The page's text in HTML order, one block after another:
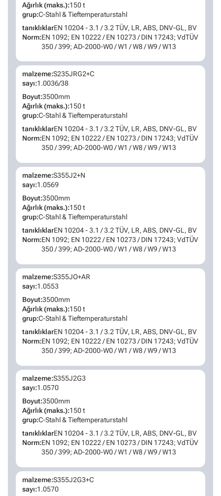
Ağırlık (maks.):150 t
grup:C-Stahl & Tieftemperaturstahl
tanıklıklarEN 10204 - 3.1 / 3.2 TÜV, LR, ABS, DNV-GL, BV
Norm:EN 1092; EN 10222 / EN 10273 / DIN 17243; VdTÜV
350 / 399; AD-2000-W0 / W1 / W8 / W9 / W13
malzeme:S235JRG2+C
sayı:1.0036/38
Boyut:3500mm
Ağırlık (maks.):150 t
grup:C-Stahl & Tieftemperaturstahl
tanıklıklarEN 10204 - 3.1 / 3.2 TÜV, LR, ABS, DNV-GL, BV
Norm:EN 1092; EN 10222 / EN 10273 / DIN 17243; VdTÜV
350 / 399; AD-2000-W0 / W1 / W8 / W9 / W13
malzeme:S355J2+N
sayı:1.0569
Boyut:3500mm
Ağırlık (maks.):150 t
grup:C-Stahl & Tieftemperaturstahl
tanıklıklarEN 10204 - 3.1 / 3.2 TÜV, LR, ABS, DNV-GL, BV
Norm:EN 1092; EN 10222 / EN 10273 / DIN 17243; VdTÜV
350 / 399; AD-2000-W0 / W1 / W8 / W9 / W13
malzeme:S355JO+AR
sayı:1.0553
Boyut:3500mm
Ağırlık (maks.):150 t
grup:C-Stahl & Tieftemperaturstahl
tanıklıklarEN 10204 - 3.1 / 3.2 TÜV, LR, ABS, DNV-GL, BV
Norm:EN 1092; EN 10222 / EN 10273 / DIN 17243; VdTÜV
350 / 399; AD-2000-W0 / W1 / W8 / W9 / W13
malzeme:S355J2G3
sayı:1.0570
Boyut:3500mm
Ağırlık (maks.):150 t
grup:C-Stahl & Tieftemperaturstahl
tanıklıklarEN 10204 - 3.1 / 3.2 TÜV, LR, ABS, DNV-GL, BV
Norm:EN 1092; EN 10222 / EN 10273 / DIN 17243; VdTÜV
350 / 399; AD-2000-W0 / W1 / W8 / W9 / W13
malzeme:S355J2G3+C
sayı:1.0570